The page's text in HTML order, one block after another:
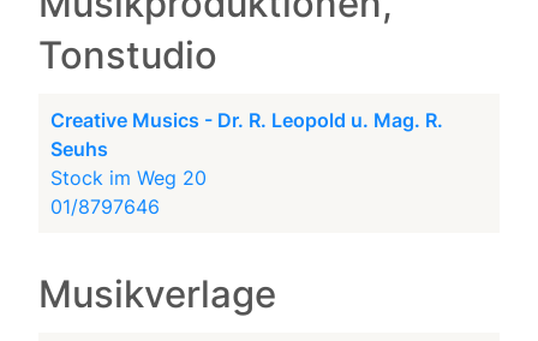
Tonstudio
Creative Musics - Dr. R. Leopold u. Mag. R.
Seuhs
Stock im Weg 20
01/8797646
Musikverlage